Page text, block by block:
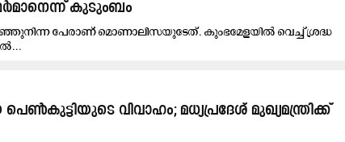
കുടുംബം
പേരാണ് മൊണാലിസയുടേത്. കുംഭമേളയിൽ വെച്ച് ശ്രദ്ധ
വിവാഹം; മധ്യപ്രദേശ് മുഖ്യമന്ത്രിക്ക്